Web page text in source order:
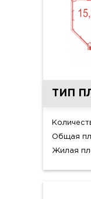
ТИП
Общая
Жилая